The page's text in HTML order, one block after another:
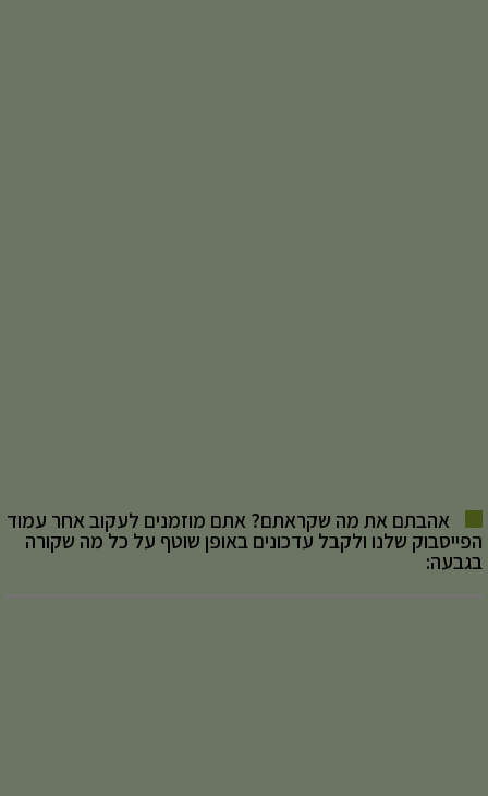
אהבתם את מה שקראתם? אתם מוזמנים לעקוב אחר עמוד
הפייסבוק שלנו ולקבל עדכונים באופן שוטף על כל מה שקורה
בגבעה: